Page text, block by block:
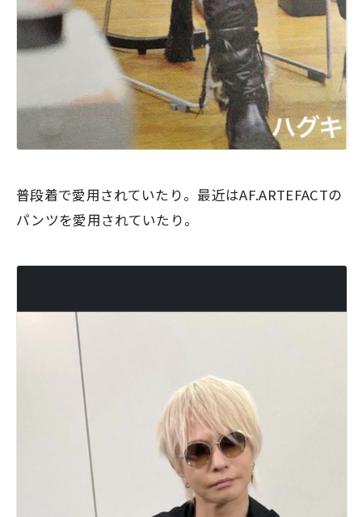
普段着で愛用されていたり。最近はAF.ARTEFACTの
パンツを愛用されていたり。